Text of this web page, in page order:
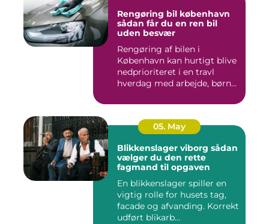
Rengøring bil københavn
sådan får du en ren bil
uden besvær
Rengøring af bilen i
København kan hurtigt blive
nedprioriteret i en travl
hverdag med arbejde, børn...
05. May
Blikkenslager viborg sådan
vælger du den rette
fagmand til opgaven
En blikkenslager spiller en
vigtig rolle for husets tag,
facade og afvanding. Korrekt
udført blikarb...